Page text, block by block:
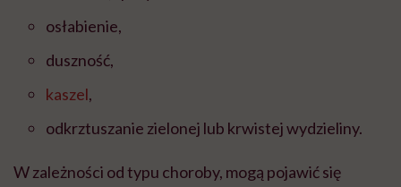
osłabienie,
duszność,
kaszel,
odkrztuszanie zielonej lub krwistej wydzieliny.
W zależności od typu choroby, mogą pojawić się